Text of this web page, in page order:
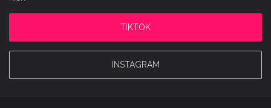
TIKTOK
INSTAGRAM